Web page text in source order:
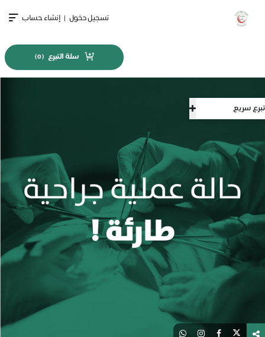
تبرع سريع
تسجيل دخول | إنشاء حساب
سلة التبرع (
0
)